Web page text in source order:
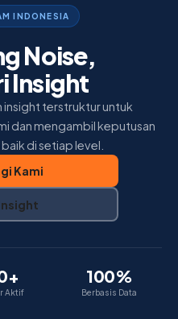
INDONESIA
Noise,
Insight
insight terstruktur untuk
dan mengambil keputusan
di setiap level.
Kami
Aktif
100%
Berbasis Data